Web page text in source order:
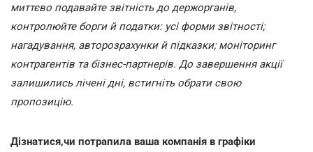
миттєво подавайте звітність до держорганів,
контролюйте борги й податки: усі форми звітності;
нагадування, авторозрахунки й підказки; моніторинг
контрагентів та бізнес-партнерів. До завершення акції
залишились лічені дні, встигніть обрати свою
пропозицію.
Дізнатися,чи потрапила ваша компанія в графіки